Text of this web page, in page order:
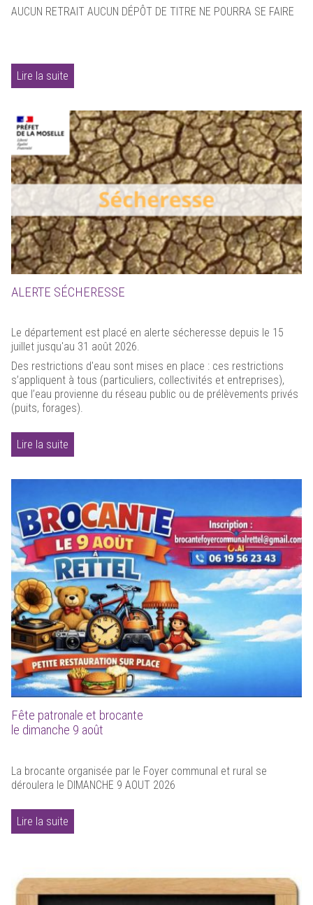
AUCUN RETRAIT AUCUN DÉPÔT DE TITRE NE POURRA SE FAIRE
Lire la suite
ALERTE SÉCHERESSE
Le département est placé en alerte sécheresse depuis le 15
juillet jusqu'au 31 août 2026.
Des restrictions d'eau sont mises en place : ces restrictions
s’appliquent à tous (particuliers, collectivités et entreprises),
que l’eau provienne du réseau public ou de prélèvements privés
(puits, forages).
Lire la suite
Fête patronale et brocante
le dimanche 9 août
La brocante organisée par le Foyer communal et rural se
déroulera le DIMANCHE 9 AOUT 2026
Lire la suite